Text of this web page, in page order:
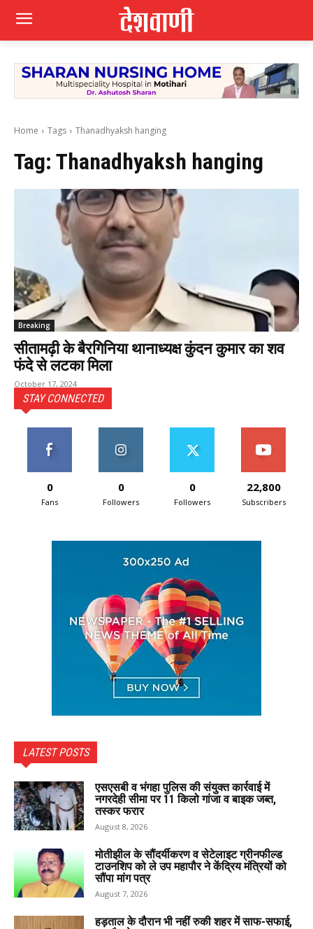
Home Tags Thanadhyaksh hanging
Tag: Thanadhyaksh hanging
Breaking
सीतामढ़ी के बैरगिनिया थानाध्यक्ष कुंदन कुमार का शव
फंदे से लटका मिला
October 17, 2024
STAY CONNECTED
0
Fans
0
Followers
0
Followers
22,800
Subscribers
LATEST POSTS
एसएसबी व भंगहा पुलिस की संयुक्त कार्रवाई में
नगरदेही सीमा पर 11 किलो गांजा व बाइक जब्त,
तस्कर फरार
August 8, 2026
मोतीझील के सौंदर्यीकरण व सेटेलाइट ग्रीनफील्ड
टाउनशिप को ले उप महापौर ने केंद्रिय मंत्रियों को
सौंपा मांग पत्र
August 7, 2026
हड़ताल के दौरान भी नहीं रुकी शहर में साफ-सफाई,